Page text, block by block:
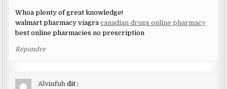
Whoa plenty of great knowledge!
walmart pharmacy viagracanadian drugs online pharmacy
best online pharmacies no prescription
Répondre
Alvinfuh dit :